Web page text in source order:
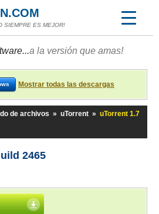
SIEMPRE ES MEJOR!
a la versión que amas!
Mostrar todas las descargas
de archivos » uTorrent » uTorrent 1.7
2465